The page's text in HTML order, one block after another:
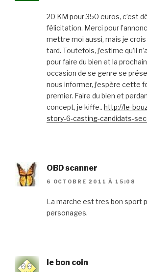
20 KM pour 350 euros, c’est
félicitation. Merci pour
mettre moi aussi, mais je crois
tard. Toutefois, j’estime qu’il
pour faire du bien et la
occasion de se genre se
nous informer, j’espère cette
premier. Faire du bien et
concept, je kiffe.. http://le-
story-6-casting-candidats-
OBD scanner
6 OCTOBRE 2011 À 15:08
La marche est tres bon sport
personages.
le bon coin